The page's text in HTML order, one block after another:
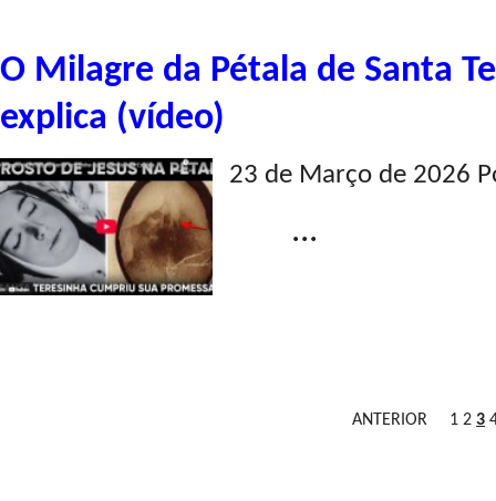
O Milagre da Pétala de Santa
explica (vídeo)
23 de Março de 2026
...
ANTERIOR 1 2 3